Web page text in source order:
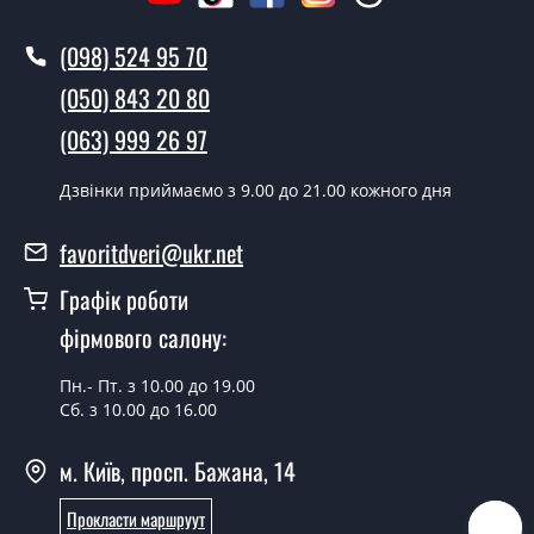
Як швидко можете встановити двері
У той самий день протягом кількох годин, за умови
наявності їх на складі, чи наступного дня.
Чи можна на сьогодні викликати
замірника?
Так, ми маємо великий асортимент готових плінтусів.
Від 5200 грн.
Потрібні плінтус економ класу, що
порадите?
(098) 524 95 70
(050) 843 20 80
(063) 999 26 97
Дзвінки приймаємо з 9.00 до 21.00 кожного дня
favoritdveri@ukr.net
Графік роботи
фірмового салону:
Пн.- Пт. з 10.00 до 19.00
Сб. з 10.00 до 16.00
м. Київ, просп. Бажана, 14
Прокласти маршруут